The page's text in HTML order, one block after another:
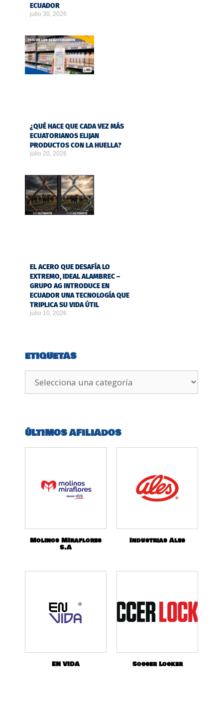
ECUADOR
julio 30, 2026
¿QUÉ HACE QUE CADA VEZ MÁS
ECUATORIANOS ELIJAN
PRODUCTOS CON LA HUELLA?
julio 20, 2026
EL ACERO QUE DESAFÍA LO
EXTREMO, IDEAL ALAMBREC –
GRUPO AG INTRODUCE EN
ECUADOR UNA TECNOLOGÍA QUE
TRIPLICA SU VIDA ÚTIL
julio 10, 2026
ETIQUETAS
ÚLTIMOS AFILIADOS
Molinos MIraflores
S.A
Industrias Ales
EN VIDA Soccer Locker